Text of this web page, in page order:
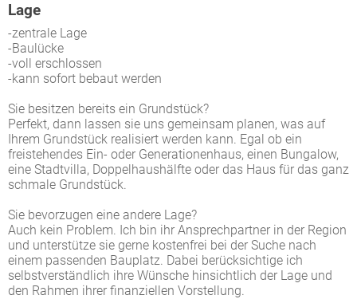
Lage
-zentrale Lage
-Baulücke
-voll erschlossen
-kann sofort bebaut werden
Sie besitzen bereits ein Grundstück?
Perfekt, dann lassen sie uns gemeinsam planen, was auf
Ihrem Grundstück realisiert werden kann. Egal ob ein
freistehendes Ein- oder Generationenhaus, einen Bungalow,
eine Stadtvilla, Doppelhaushälfte oder das Haus für das ganz
schmale Grundstück.
Sie bevorzugen eine andere Lage?
Auch kein Problem. Ich bin ihr Ansprechpartner in der Region
und unterstütze sie gerne kostenfrei bei der Suche nach
einem passenden Bauplatz. Dabei berücksichtige ich
selbstverständlich ihre Wünsche hinsichtlich der Lage und
den Rahmen ihrer finanziellen Vorstellung.